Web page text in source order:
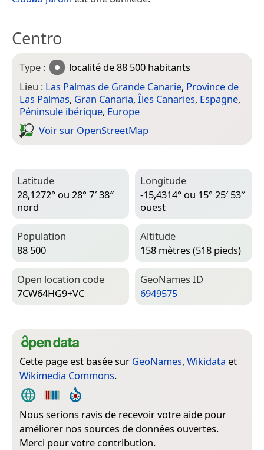
Centro
Type : localité de 88 500 habitants
Lieu : Las Palmas de Grande Canarie, Province de
Las Palmas, Gran Canaria, Îles Canaries, Espagne,
Péninsule ibérique, Europe
Voir sur Open­Street­Map
Latitude
28,1272° ou 28° 7′ 38″
nord
Longitude
-15,4314° ou 15° 25′ 53″
ouest
Population
88 500
Altitude
158 mètres (518 pieds)
Open location code
7CW64HG9+VC
Geo­Names ID
6949575
Cette page est basée sur GeoNames, Wikidata et
Wikimedia Commons.
Nous serions ravis de recevoir votre aide pour
améliorer nos sources de données ouvertes.
Merci pour votre contribution.